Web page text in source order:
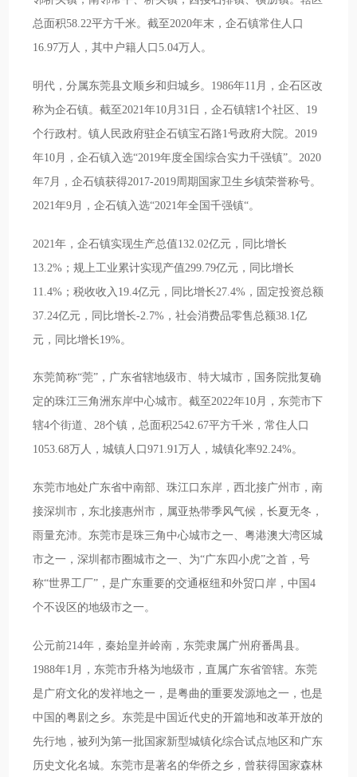
总面积58.22平方千米。截至2020年末，企石镇常住人口
16.97万人，其中户籍人口5.04万人。
明代，分属东莞县文顺乡和归城乡。1986年11月，企石区改
称为企石镇。截至2021年10月31日，企石镇辖1个社区、19
个行政村。镇人民政府驻企石镇宝石路1号政府大院。2019
年10月，企石镇入选“2019年度全国综合实力千强镇”。2020
年7月，企石镇获得2017-2019周期国家卫生乡镇荣誉称号。
2021年9月，企石镇入选“2021年全国千强镇“。
2021年，企石镇实现生产总值132.02亿元，同比增长
13.2%；规上工业累计实现产值299.79亿元，同比增长
11.4%；税收收入19.4亿元，同比增长27.4%，固定投资总额
37.24亿元，同比增长-2.7%，社会消费品零售总额38.1亿
元，同比增长19%。
东莞简称“莞”，广东省辖地级市、特大城市，国务院批复确
定的珠江三角洲东岸中心城市。截至2022年10月，东莞市下
辖4个街道、28个镇，总面积2542.67平方千米，常住人口
1053.68万人，城镇人口971.91万人，城镇化率92.24%。
东莞市地处广东省中南部、珠江口东岸，西北接广州市，南
接深圳市，东北接惠州市，属亚热带季风气候，长夏无冬，
雨量充沛。东莞市是珠三角中心城市之一、粤港澳大湾区城
市之一，深圳都市圈城市之一、为“广东四小虎”之首，号
称“世界工厂”，是广东重要的交通枢纽和外贸口岸，中国4
个不设区的地级市之一。
公元前214年，秦始皇并岭南，东莞隶属广州府番禺县。
1988年1月，东莞市升格为地级市，直属广东省管辖。东莞
是广府文化的发祥地之一，是粤曲的重要发源地之一，也是
中国的粤剧之乡。东莞是中国近代史的开篇地和改革开放的
先行地，被列为第一批国家新型城镇化综合试点地区和广东
历史文化名城。东莞市是著名的华侨之乡，曾获得国家森林